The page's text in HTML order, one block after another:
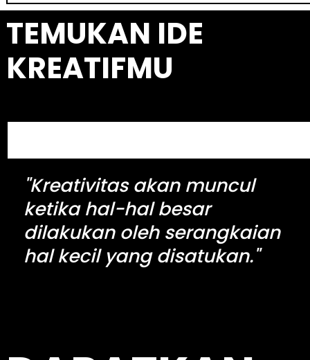
a
r
c
h
TEMUKAN IDE
KREATIFMU
S
"Kreativitas akan muncul
ketika hal-hal besar
dilakukan oleh serangkaian
hal kecil yang disatukan."